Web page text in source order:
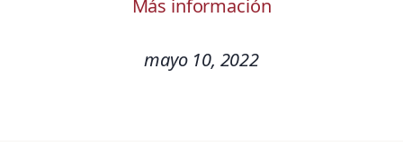
Más información
mayo 10, 2022